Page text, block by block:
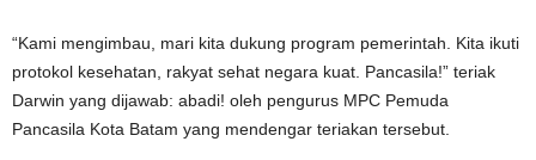
“Kami mengimbau, mari kita dukung program pemerintah. Kita ikuti
protokol kesehatan, rakyat sehat negara kuat. Pancasila!” teriak
Darwin yang dijawab: abadi! oleh pengurus MPC Pemuda
Pancasila Kota Batam yang mendengar teriakan tersebut.